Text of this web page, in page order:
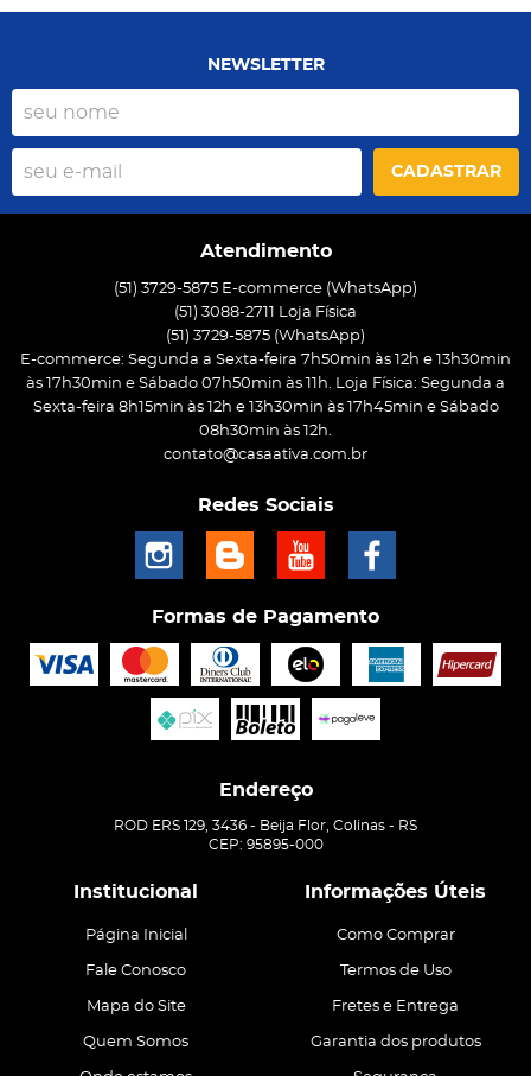
NEWSLETTER
CADASTRAR
Atendimento
(51) 3729-5875 E-commerce (WhatsApp)
(51) 3088-2711 Loja Física
(51) 3729-5875 (WhatsApp)
E-commerce: Segunda a Sexta-feira 7h50min às 12h e 13h30min
às 17h30min e Sábado 07h50min às 11h. Loja Física: Segunda a
Sexta-feira 8h15min às 12h e 13h30min às 17h45min e Sábado
08h30min às 12h.
contato@casaativa.com.br
Redes Sociais
Formas de Pagamento
Endereço
ROD ERS 129, 3436 - Beija Flor, Colinas - RS
CEP: 95895-000
Institucional
Página Inicial
Fale Conosco
Mapa do Site
Quem Somos
Informações Úteis
Como Comprar
Termos de Uso
Fretes e Entrega
Garantia dos produtos